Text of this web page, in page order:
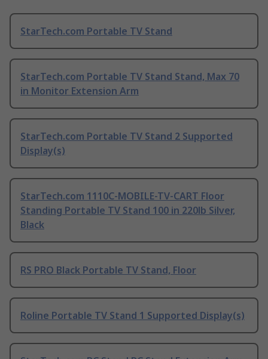
StarTech.com Portable TV Stand
StarTech.com Portable TV Stand Stand, Max 70
in Monitor Extension Arm
StarTech.com Portable TV Stand 2 Supported
Display(s)
StarTech.com 1110C-MOBILE-TV-CART Floor
Standing Portable TV Stand 100 in 220lb Silver,
Black
RS PRO Black Portable TV Stand, Floor
Roline Portable TV Stand 1 Supported Display(s)